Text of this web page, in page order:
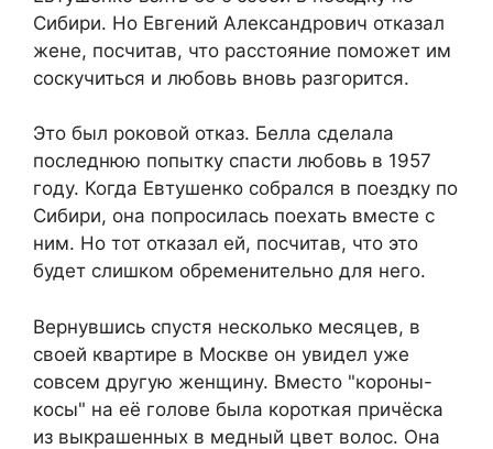
Сибири. Но Евгений Александрович отказал
жене, посчитав, что расстояние поможет им
соскучиться и любовь вновь разгорится.
Это был роковой отказ. Белла сделала
последнюю попытку спасти любовь в 1957
году. Когда Евтушенко собрался в поездку по
Сибири, она попросилась поехать вместе с
ним. Но тот отказал ей, посчитав, что это
будет слишком обременительно для него.
Вернувшись спустя несколько месяцев, в
своей квартире в Москве он увидел уже
совсем другую женщину. Вместо "короны-
косы" на её голове была короткая причёска
из выкрашенных в медный цвет волос. Она